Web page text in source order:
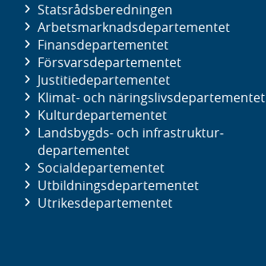
Statsrådsberedningen
Arbetsmarknads­departementet
Finans­departementet
Försvars­departementet
Justitie­departementet
Klimat- och näringslivs­departementet
Kultur­departementet
Landsbygds- och infrastruktur­
departementet
Social­departementet
Utbildnings­departementet
Utrikes­departementet